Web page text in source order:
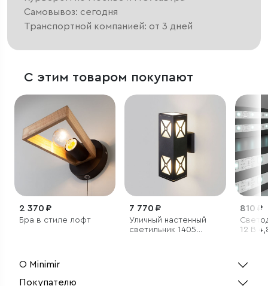
Самовывоз: сегодня
Транспортной компанией: от 3 дней
С этим товаром покупают
2 370 ₽
Бра в стиле лофт
7 770 ₽
Уличный настенный
светильник 1405
810 ₽
12 В
О Minimir
Покупателю